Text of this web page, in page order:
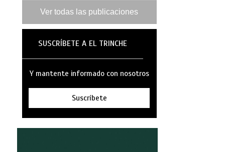
Ver todas las publicaciones
SUSCRÍBETE A EL TRINCHE
Y mantente informado con nosotros
Suscríbete